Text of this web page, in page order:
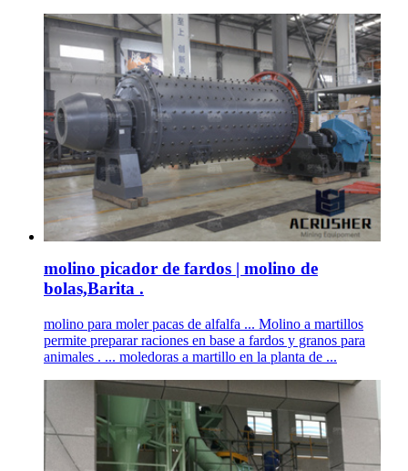
molino picador de fardos | molino de
bolas,Barita .
molino para moler pacas de alfalfa ... Molino a martillos
permite preparar raciones en base a fardos y granos para
animales . ... moledoras a martillo en la planta de ...